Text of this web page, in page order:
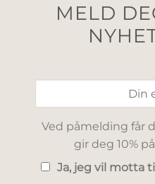
MELD
Ved påmelding får
gir deg 10%
Ja, jeg vil motta